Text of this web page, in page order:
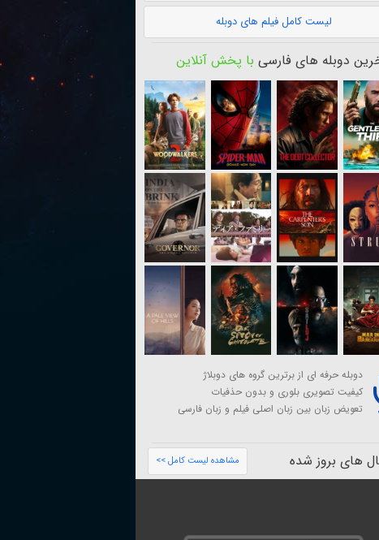
لیست کامل فیلم های دوبله
دوبله های فارسی با پخش آنلاین
دوبله حرفه ای از برترین گروه های دوبلاژ
کیفیت تصویری بلوری و بدون حذفیات
تعویض زبان بین زبان اصلی فیلم و زبان فارسی
های بروز شده مشاهده لیست کامل >>